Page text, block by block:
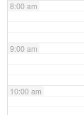
8:00 am
9:00 am
10:00 am